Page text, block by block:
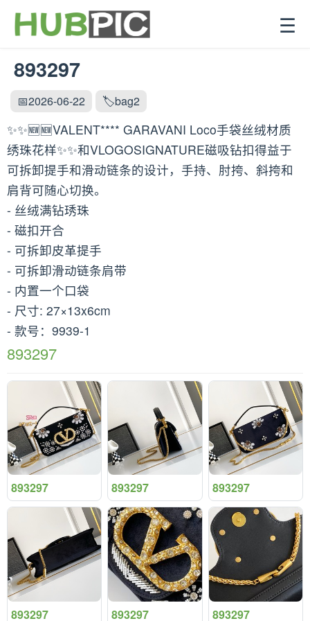
☰
893297
📅2026-06-22 🏷️bag2
✨✨🆕🆕VALENT**** GARAVANI Loco手袋丝绒材质
绣珠花样✨✨和VLOGOSIGNATURE磁吸钻扣得益于
可拆卸提手和滑动链条的设计，手持、肘挎、斜挎和
肩背可随心切换。
- 丝绒满钻琇珠
- 磁扣开合
- 可拆卸皮革提手
- 可拆卸滑动链条肩带
- 内置一个口袋
- 尺寸: 27×13x6cm
- 款号：9939-1
893297
893297 893297 893297
893297 893297 893297